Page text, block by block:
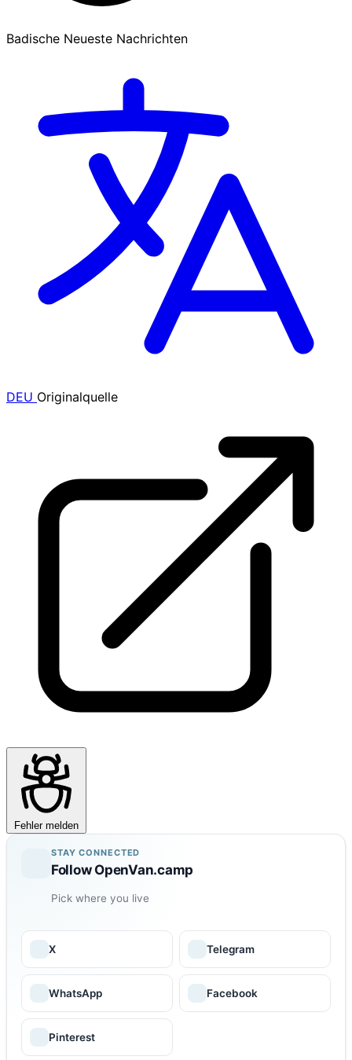
Badische Neueste Nachrichten
DEU Originalquelle
Fehler melden
STAY CONNECTED
Follow OpenVan.camp
Pick where you live
X Telegram
WhatsApp Facebook
Pinterest